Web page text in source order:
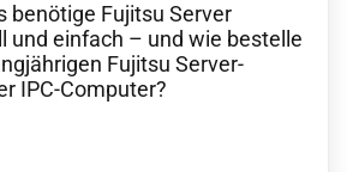
benötige Fujitsu Server
und einfach – und wie bestelle
Fujitsu Server-
IPC-Computer?